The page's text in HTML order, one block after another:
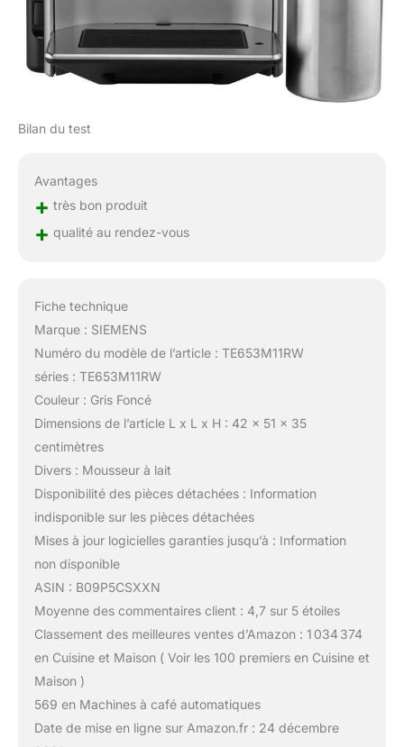
Bilan du test
Avantages
+ très bon produit
+ qualité au rendez-vous
Fiche technique
Marque : SIEMENS
Numéro du modèle de l’article : TE653M11RW
séries : TE653M11RW
Couleur : Gris Foncé
Dimensions de l’article L x L x H : 42 x 51 x 35
centimètres
Divers : Mousseur à lait
Disponibilité des pièces détachées : Information
indisponible sur les pièces détachées
Mises à jour logicielles garanties jusqu’à : Information
non disponible
ASIN : B09P5CSXXN
Moyenne des commentaires client : 4,7 sur 5 étoiles
Classement des meilleures ventes d’Amazon : 1 034 374
en Cuisine et Maison ( Voir les 100 premiers en Cuisine et
Maison )
569 en Machines à café automatiques
Date de mise en ligne sur Amazon.fr : 24 décembre